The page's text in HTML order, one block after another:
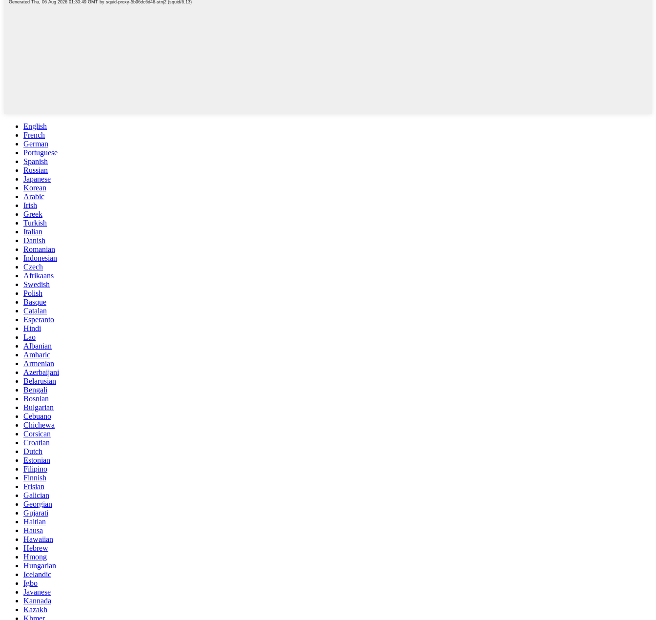
English
French
German
Portuguese
Spanish
Russian
Japanese
Korean
Arabic
Irish
Greek
Turkish
Italian
Danish
Romanian
Indonesian
Czech
Afrikaans
Swedish
Polish
Basque
Catalan
Esperanto
Hindi
Lao
Albanian
Amharic
Armenian
Azerbaijani
Belarusian
Bengali
Bosnian
Bulgarian
Cebuano
Chichewa
Corsican
Croatian
Dutch
Estonian
Filipino
Finnish
Frisian
Galician
Georgian
Gujarati
Haitian
Hausa
Hawaiian
Hebrew
Hmong
Hungarian
Icelandic
Igbo
Javanese
Kannada
Kazakh